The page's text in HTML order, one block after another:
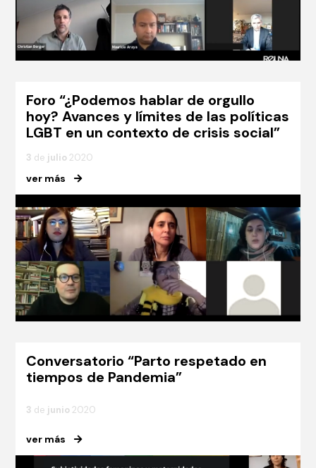
Foro “¿Podemos hablar de orgullo
hoy? Avances y límites de las políticas
LGBT en un contexto de crisis social”
3 de julio 2020
ver más
Conversatorio “Parto respetado en
tiempos de Pandemia”
3 de junio 2020
ver más